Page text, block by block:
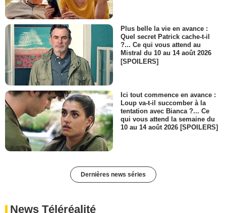
Plus belle la vie en avance :
Quel secret Patrick cache-t-il
?... Ce qui vous attend au
Mistral du 10 au 14 août 2026
[SPOILERS]
Ici tout commence en avance :
Loup va-t-il succomber à la
tentation avec Bianca ?... Ce
qui vous attend la semaine du
10 au 14 août 2026 [SPOILERS]
Dernières news séries
News Téléréalité